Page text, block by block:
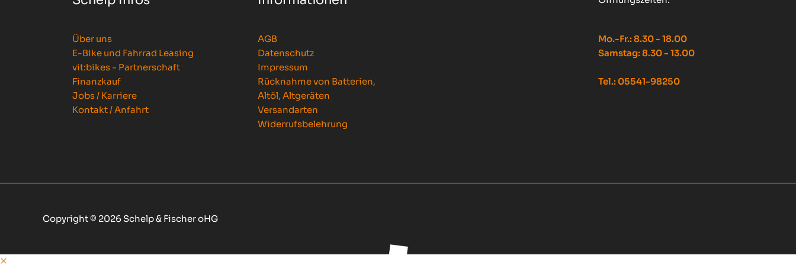
Über uns
E-Bike und Fahrrad Leasing
vit:bikes - Partnerschaft
Finanzkauf
Jobs / Karriere
Kontakt / Anfahrt
AGB
Datenschutz
Impressum
Rücknahme von Batterien,
Altöl, Altgeräten
Versandarten
Widerrufsbelehrung
Mo.-Fr.: 8.30 - 18.00
Samstag: 8.30 - 13.00
Tel.: 05541-98250
Copyright © 2026 Schelp & Fischer oHG